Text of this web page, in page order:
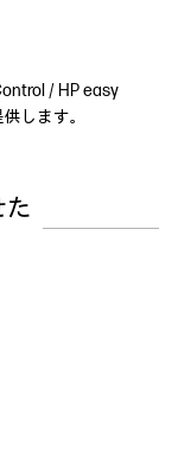
/ HP easy
します。
た